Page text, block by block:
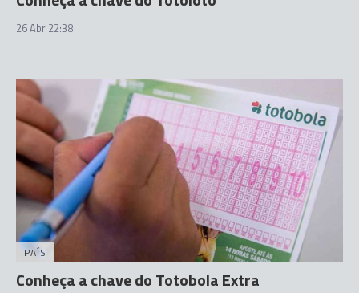
26 Abr 22:38
PAÍS
Conheça a chave do Totobola Extra